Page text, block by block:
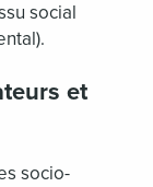
social
et
socio-